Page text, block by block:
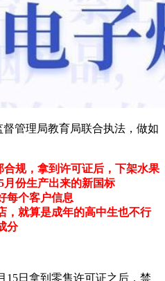
管理局教育局联合执法，做如
合规，拿到许可证后，下架水果
月份生产出来的新国标
每个客户信息
，就算是成年的高中生也不行
分
15日拿到零售许可证之后，禁